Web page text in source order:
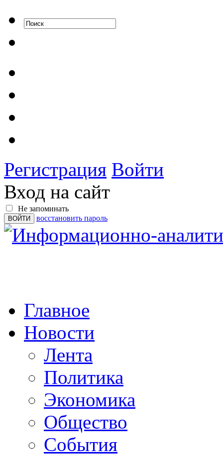
Регистрация Войти
Вход на сайт
Не запоминать
восстановить пароль
Главное
Новости
Лента
Политика
Экономика
Общество
События